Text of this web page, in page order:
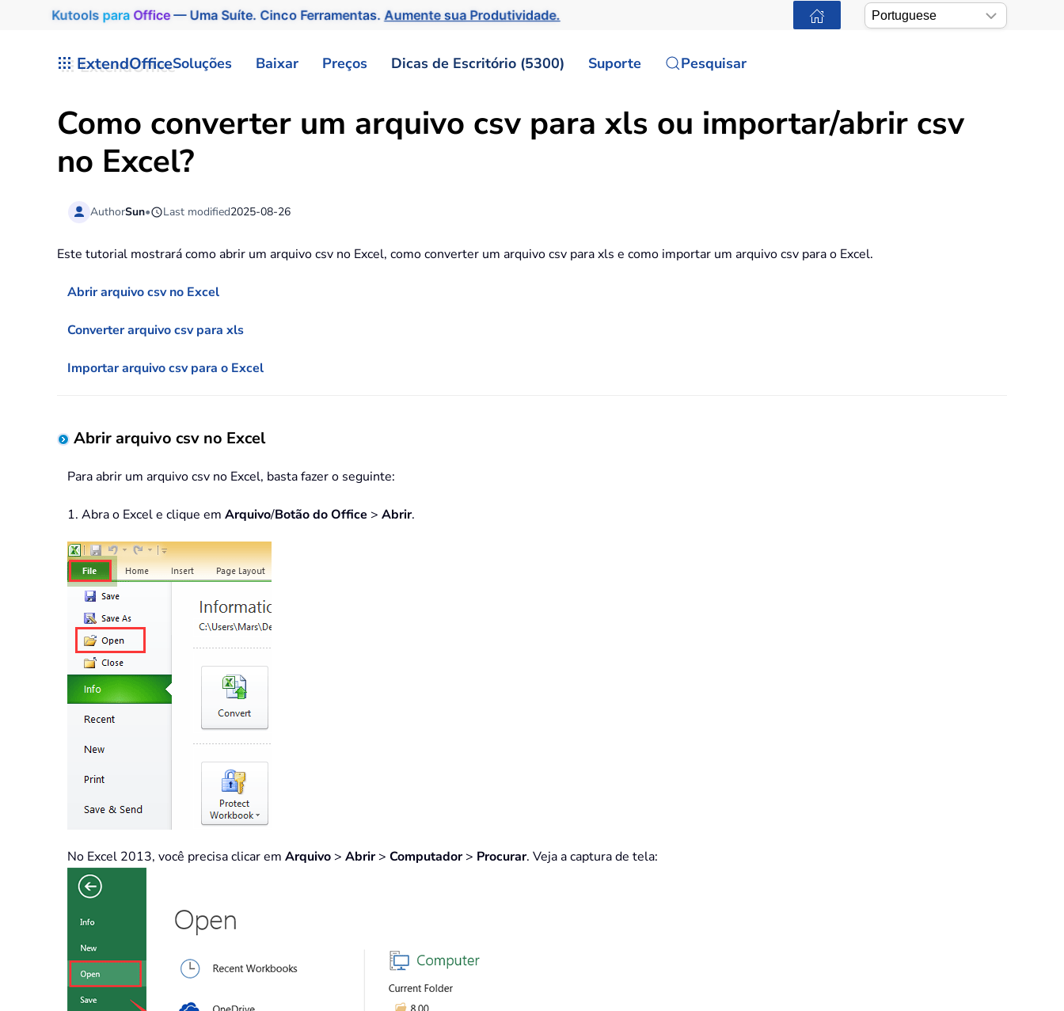
Kutools para Office— Uma Suíte. Cinco Ferramentas.Aumente sua Produtividade.
ExtendOfficeSoluções Baixar Preços Dicas de Escritório (5300) Suporte Pesquisar
Como converter um arquivo csv para xls ou importar/abrir csv
no Excel?
AuthorSun• Last modified2025-08-26
Este tutorial mostrará como abrir um arquivo csv no Excel, como converter um arquivo csv para xls e como importar um arquivo csv para o Excel.
Abrir arquivo csv no Excel
Converter arquivo csv para xls
Importar arquivo csv para o Excel
Abrir arquivo csv no Excel
Para abrir um arquivo csv no Excel, basta fazer o seguinte:
1. Abra o Excel e clique em Arquivo/Botão do Office > Abrir.
No Excel 2013, você precisa clicar em Arquivo > Abrir> Computador> Procurar. Veja a captura de tela: